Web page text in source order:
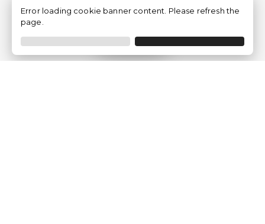
Filtrar
Error loading cookie banner content. Please refresh the
page.